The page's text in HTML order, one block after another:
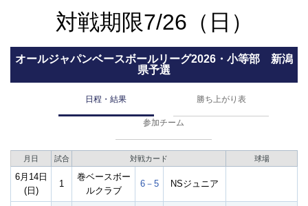
対戦期限7/26（日）
オールジャパンベースボールリーグ2026・小等部 新潟
県予選
日程・結果 勝ち上がり表
参加チーム
月日 試合 対戦カード 球場
6月14日
(日)
1
巻ベースボー
ルクラブ
6－5 NSジュニア